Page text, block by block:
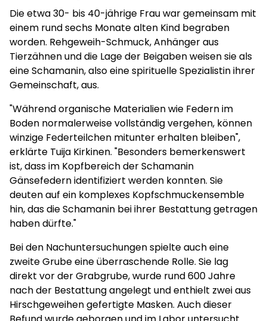
Die etwa 30- bis 40-jährige Frau war gemeinsam mit
einem rund sechs Monate alten Kind begraben
worden. Rehgeweih-Schmuck, Anhänger aus
Tierzähnen und die Lage der Beigaben weisen sie als
eine Schamanin, also eine spirituelle Spezialistin ihrer
Gemeinschaft, aus.
"Während organische Materialien wie Federn im
Boden normalerweise vollständig vergehen, können
winzige Federteilchen mitunter erhalten bleiben",
erklärte Tuija Kirkinen. "Besonders bemerkenswert
ist, dass im Kopfbereich der Schamanin
Gänsefedern identifiziert werden konnten. Sie
deuten auf ein komplexes Kopfschmuckensemble
hin, das die Schamanin bei ihrer Bestattung getragen
haben dürfte."
Bei den Nachuntersuchungen spielte auch eine
zweite Grube eine überraschende Rolle. Sie lag
direkt vor der Grabgrube, wurde rund 600 Jahre
nach der Bestattung angelegt und enthielt zwei aus
Hirschgeweihen gefertigte Masken. Auch dieser